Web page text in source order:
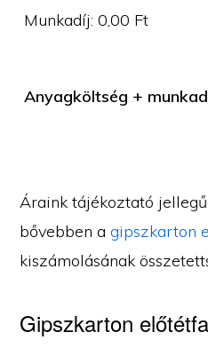
Munkadíj:0,00 Ft
Anyagköltség +
Áraink tájékoztató
bővebben agipszkarton
kiszámolásának
Gipszkarton